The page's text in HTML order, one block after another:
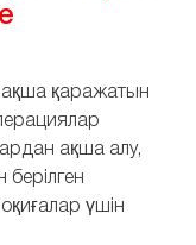
қаражатын
ақша алу,
үшін